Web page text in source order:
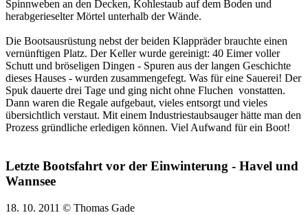
Spinnweben an den Decken, Kohlestaub auf dem Boden und
herabgerieselter Mörtel unterhalb der Wände.
Die Bootsausrüstung nebst der beiden Klappräder brauchte einen
vernünftigen Platz. Der Keller wurde gereinigt: 40 Eimer voller
Schutt und bröseligen Dingen - Spuren aus der langen Geschichte
dieses Hauses - wurden zusammengefegt. Was für eine Sauerei! Der
Spuk dauerte drei Tage und ging nicht ohne Fluchen vonstatten.
Dann waren die Regale aufgebaut, vieles entsorgt und vieles
übersichtlich verstaut. Mit einem Industriestaubsauger hätte man den
Prozess gründliche erledigen können. Viel Aufwand für ein Boot!
Letzte Bootsfahrt vor der Einwinterung - Havel und
Wannsee
18. 10. 2011 © Thomas Gade